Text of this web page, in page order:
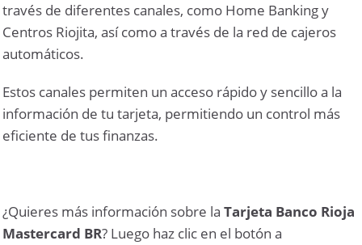
través de diferentes canales, como Home Banking y
Centros Riojita, así como a través de la red de cajeros
automáticos.
Estos canales permiten un acceso rápido y sencillo a la
información de tu tarjeta, permitiendo un control más
eficiente de tus finanzas.
¿Quieres más información sobre laTarjeta Banco Rioja
Mastercard BR? Luego haz clic en el botón a